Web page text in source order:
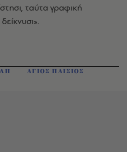
ταύτα γραφική
ΑΓΙΟΣ ΠΑΙΣΙΟΣ